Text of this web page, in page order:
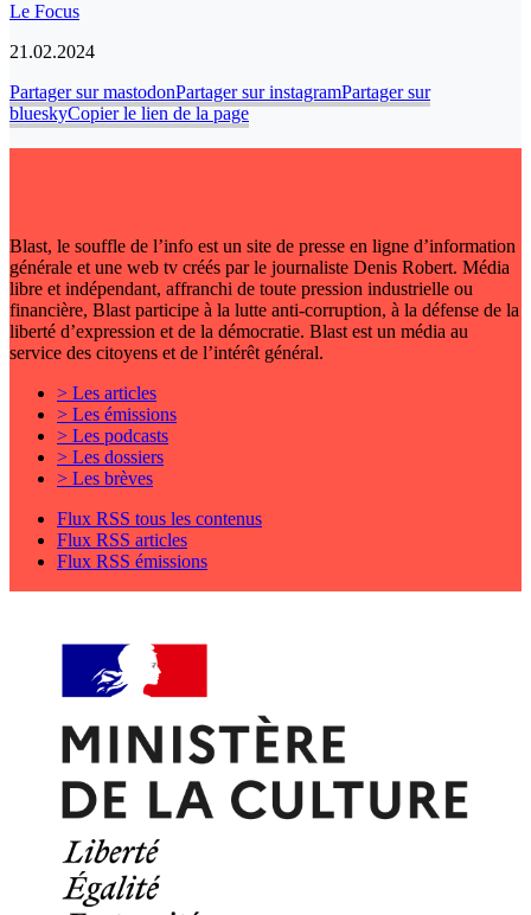
Le Focus
21.02.2024
Partager sur mastodonPartager sur instagramPartager sur
blueskyCopier le lien de la page
Blast, le souffle de l’info est un site de presse en ligne d’information
générale et une web tv créés par le journaliste Denis Robert. Média
libre et indépendant, affranchi de toute pression industrielle ou
financière, Blast participe à la lutte anti-corruption, à la défense de la
liberté d’expression et de la démocratie. Blast est un média au
service des citoyens et de l’intérêt général.
> Les articles
> Les émissions
> Les podcasts
> Les dossiers
> Les brèves
Flux RSS tous les contenus
Flux RSS articles
Flux RSS émissions